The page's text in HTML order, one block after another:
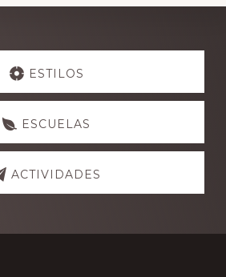
ESTILOS
ESCUELAS
ACTIVIDADES